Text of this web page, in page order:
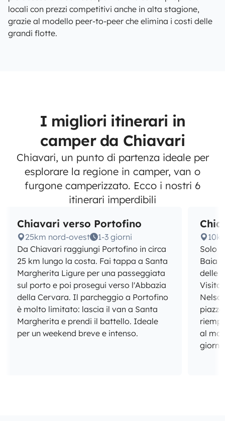
locali con prezzi competitivi anche in alta stagione,
grazie al modello peer-to-peer che elimina i costi delle
grandi flotte.
I migliori itinerari in
camper da Chiavari
Chiavari, un punto di partenza ideale per
esplorare la regione in camper, van o
furgone camperizzato. Ecco i nostri 6
itinerari imperdibili
Chiavari verso Portofino
25km nord-ovest
1-3 giorni
Da Chiavari raggiungi Portofino in circa
25 km lungo la costa. Fai tappa a Santa
Margherita Ligure per una passeggiata
sul porto e poi prosegui verso l'Abbazia
della Cervara. Il parcheggio a Portofino
è molto limitato: lascia il van a Santa
Margherita e prendi il battello. Ideale
per un weekend breve e intenso.
Solo
Baia
delle
Visita
al